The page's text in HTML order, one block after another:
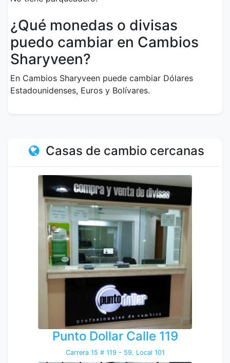
¿Qué monedas o divisas
puedo cambiar en Cambios
Sharyveen?
En Cambios Sharyveen puede cambiar Dólares
Estadounidenses, Euros y Bolívares.
Casas de cambio cercanas
Punto Dollar Calle 119
Carrera 15 # 119 - 59. Local 101